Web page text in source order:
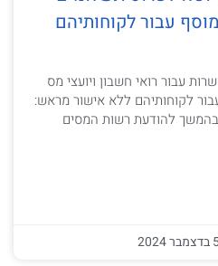
עבור לקוחותיהם
עבור רואי חשבון ויועצי מס
לקוחותיהם ללא אישור מראש:
8 תשלומים בהמשך להודעת רשות המסים